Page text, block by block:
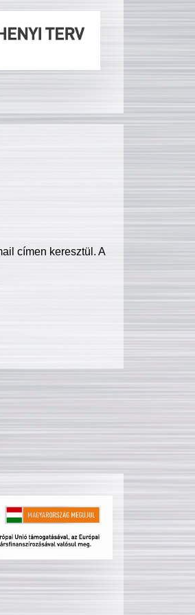
címen keresztül. A